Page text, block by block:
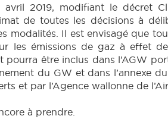
2019, modifiant le décret
de toutes les décisions à
modalités. Il est envisagé que
les émissions de gaz à effet
être inclus dans l’AGW
du GW et dans l’annexe
et par l’Agence wallonne de
à prendre.